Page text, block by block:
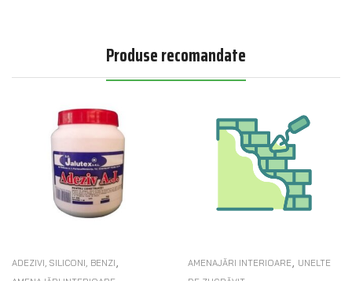
Produse recomandate
ADEZIVI, SILICONI, BENZI , AMENAJĂRI INTERIOARE, UNELTE